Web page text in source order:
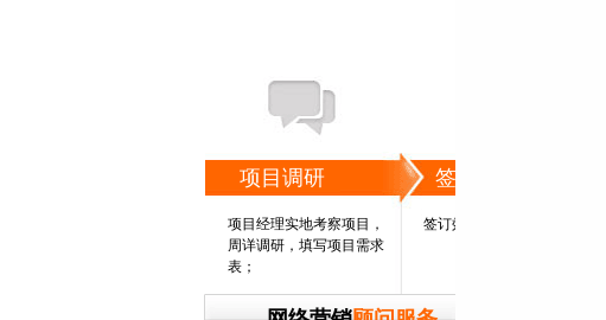
项目调研
项目经理实地考察项目，
周详调研，填写项目需求
表；
签订协议
签订效果保证书！